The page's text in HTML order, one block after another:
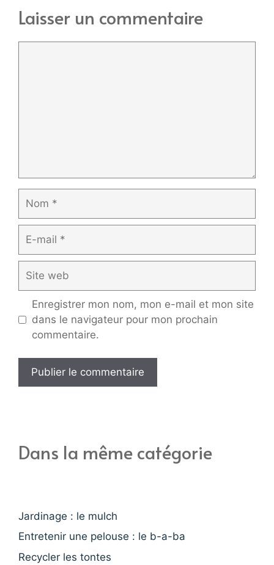
Laisser un commentaire
mail
web
Enregistrer mon nom, mon e-mail et mon site
dans le navigateur pour mon prochain
commentaire.
Dans la même catégorie
Jardinage : le mulch
Entretenir une pelouse : le b-a-ba
Recycler les tontes